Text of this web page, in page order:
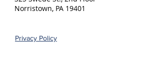
Norristown, PA 19401
Privacy Policy